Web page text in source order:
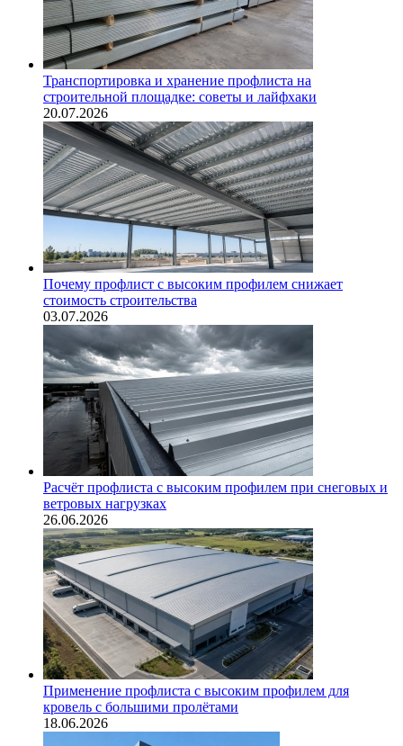
Транспортировка и хранение профлиста на
строительной площадке: советы и лайфхаки
20.07.2026
Почему профлист с высоким профилем снижает
стоимость строительства
03.07.2026
Расчёт профлиста с высоким профилем при снеговых и
ветровых нагрузках
26.06.2026
Применение профлиста с высоким профилем для
кровель с большими пролётами
18.06.2026